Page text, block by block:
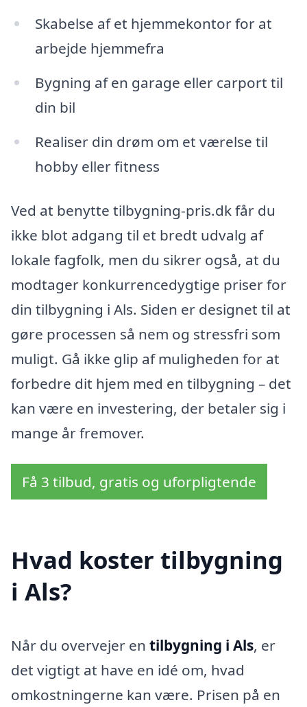
Skabelse af et hjemmekontor for at
arbejde hjemmefra
Bygning af en garage eller carport til
din bil
Realiser din drøm om et værelse til
hobby eller fitness
Ved at benytte tilbygning-pris.dk får du
ikke blot adgang til et bredt udvalg af
lokale fagfolk, men du sikrer også, at du
modtager konkurrencedygtige priser for
din tilbygning i Als. Siden er designet til at
gøre processen så nem og stressfri som
muligt. Gå ikke glip af muligheden for at
forbedre dit hjem med en tilbygning – det
kan være en investering, der betaler sig i
mange år fremover.
Få 3 tilbud, gratis og uforpligtende
Hvad koster tilbygning
i Als?
Når du overvejer en tilbygning i Als, er
det vigtigt at have en idé om, hvad
omkostningerne kan være. Prisen på en